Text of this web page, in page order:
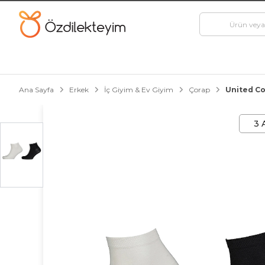
Ana Sayfa Erkek İç Giyim & Ev Giyim Çorap United
3